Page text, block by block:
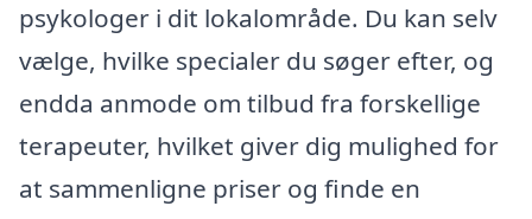
psykologer i dit lokalområde. Du kan selv
vælge, hvilke specialer du søger efter, og
endda anmode om tilbud fra forskellige
terapeuter, hvilket giver dig mulighed for
at sammenligne priser og finde en